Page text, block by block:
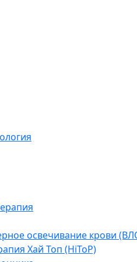
освечивание крови
Хай Топ (HiToP)